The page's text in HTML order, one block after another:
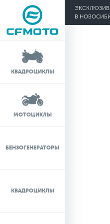
В
КВАДРОЦИКЛЫ
МОТОЦИКЛЫ
БЕНЗОГЕНЕРАТОРЫ
КВАДРОЦИКЛЫ
0%
IN